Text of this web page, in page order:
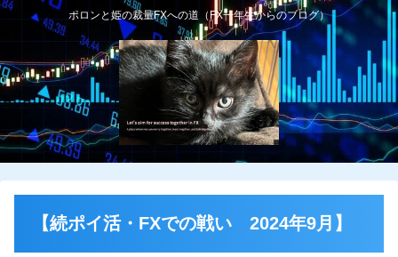
ポロンと姫の裁量FXへの道（FX一年生からのブログ）
【続ポイ活・FXでの戦い 2024年9月】